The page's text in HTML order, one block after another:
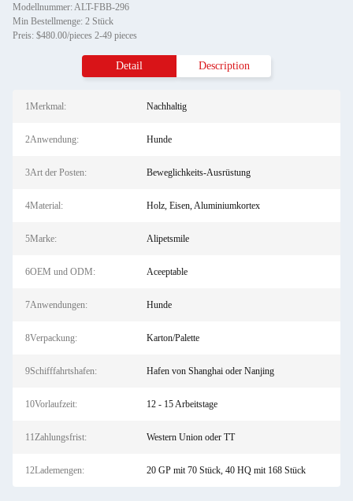
Modellnummer: ALT-FBB-296
Min Bestellmenge: 2 Stück
Preis: $480.00/pieces 2-49 pieces
Detail Description
1Merkmal: Nachhaltig
2Anwendung: Hunde
3Art der Posten: Beweglichkeits-Ausrüstung
4Material: Holz, Eisen, Aluminiumkortex
5Marke: Alipetsmile
6OEM und ODM: Aceeptable
7Anwendungen: Hunde
8Verpackung: Karton/Palette
9Schifffahrtshafen: Hafen von Shanghai oder Nanjing
10Vorlaufzeit: 12 - 15 Arbeitstage
11Zahlungsfrist: Western Union oder TT
12Lademengen: 20 GP mit 70 Stück, 40 HQ mit 168 Stück